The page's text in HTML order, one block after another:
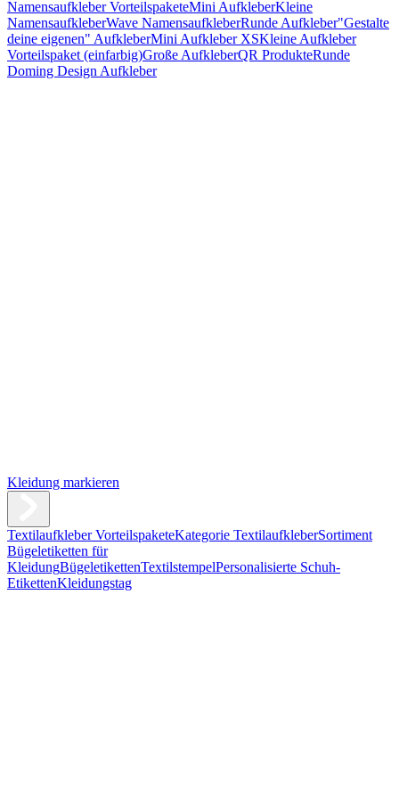
Namensaufkleber VorteilspaketeMini AufkleberKleine
NamensaufkleberWave NamensaufkleberRunde Aufkleber"Gestalte
deine eigenen" AufkleberMini Aufkleber XSKleine Aufkleber
Vorteilspaket (einfarbig)Große AufkleberQR ProdukteRunde
Doming Design Aufkleber
Kleidung markieren
Textilaufkleber VorteilspaketeKategorie TextilaufkleberSortiment
Bügeletiketten für
KleidungBügeletikettenTextilstempelPersonalisierte Schuh-
EtikettenKleidungstag